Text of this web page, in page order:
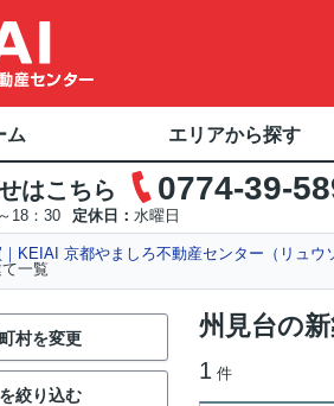
ム エリアから探す
はこちら 0774-39-
18：30 定休日： 水曜日
KEIAI 京都やましろ不動産センター（リュウ
一覧
州見台の
1 件
村を変更
絞り込む